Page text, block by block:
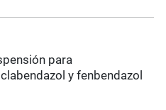
para
y fenbendazol